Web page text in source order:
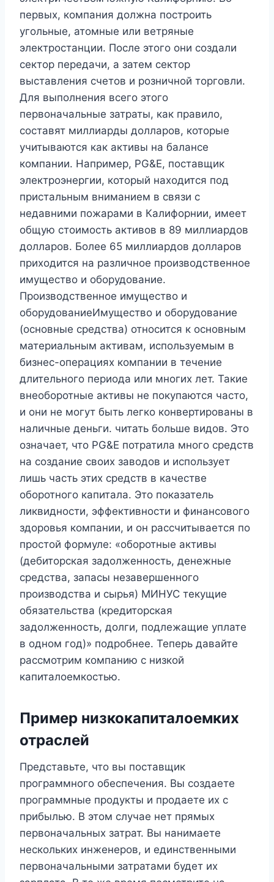
первых, компания должна построить
угольные, атомные или ветряные
электростанции. После этого они создали
сектор передачи, а затем сектор
выставления счетов и розничной торговли.
Для выполнения всего этого
первоначальные затраты, как правило,
составят миллиарды долларов, которые
учитываются как активы на балансе
компании. Например, PG&E, поставщик
электроэнергии, который находится под
пристальным вниманием в связи с
недавними пожарами в Калифорнии, имеет
общую стоимость активов в 89 миллиардов
долларов. Более 65 миллиардов долларов
приходится на различное производственное
имущество и оборудование.
Производственное имущество и
оборудованиеИмущество и оборудование
(основные средства) относится к основным
материальным активам, используемым в
бизнес-операциях компании в течение
длительного периода или многих лет. Такие
внеоборотные активы не покупаются часто,
и они не могут быть легко конвертированы в
наличные деньги. читать больше видов. Это
означает, что PG&E потратила много средств
на создание своих заводов и использует
лишь часть этих средств в качестве
оборотного капитала. Это показатель
ликвидности, эффективности и финансового
здоровья компании, и он рассчитывается по
простой формуле: «оборотные активы
(дебиторская задолженность, денежные
средства, запасы незавершенного
производства и сырья) МИНУС текущие
обязательства (кредиторская
задолженность, долги, подлежащие уплате
в одном год)» подробнее. Теперь давайте
рассмотрим компанию с низкой
капиталоемкостью.
Пример низкокапиталоемких
отраслей
Представьте, что вы поставщик
программного обеспечения. Вы создаете
программные продукты и продаете их с
прибылью. В этом случае нет прямых
первоначальных затрат. Вы нанимаете
нескольких инженеров, и единственными
первоначальными затратами будет их